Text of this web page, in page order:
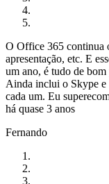
O Office 365 continua
apresentação, etc. E
um ano, é tudo de
Ainda inclui o Skype e
cada um. Eu
há quase 3 anos
Fernando